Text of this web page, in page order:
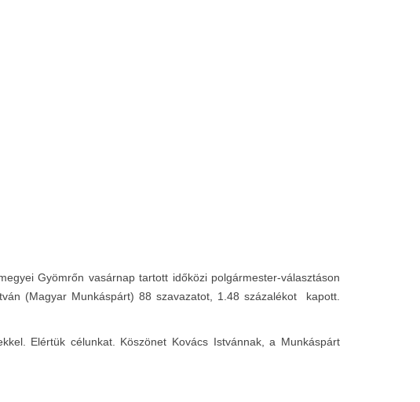
Gyömrőn vasárnap tartott időközi polgármester-választáson
(Magyar Munkáspárt) 88 szavazatot, 1.48 százalékot kapott.
Elértük célunkat. Köszönet Kovács Istvánnak, a Munkáspárt